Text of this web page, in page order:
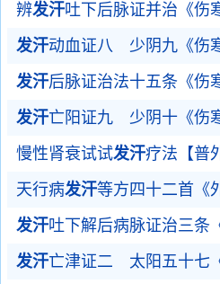
辨发汗吐下后脉证并治《伤
发汗动血证八 少阴九《伤
发汗后脉证治法十五条《伤
发汗亡阳证九 少阴十《伤
慢性肾衰试试发汗疗法【普
天行病发汗等方四十二首《
发汗吐下解后病脉证治三条
发汗亡津证二 太阳五十七